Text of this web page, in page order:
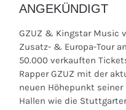
ANGEKÜNDIGT
GZUZ & Kingstar Music
Zusatz- & Europa-Tour
50.000 verkauften
Rapper GZUZ mit der
neuen Höhepunkt seiner
Hallen wie die